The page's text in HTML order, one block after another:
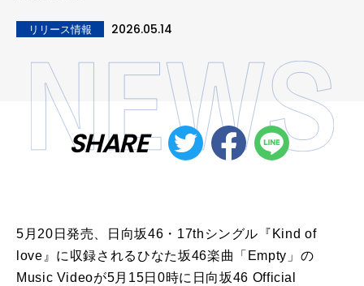
リリース情報 2026.05.14
SHARE
5月20日発売、日向坂46・17thシングル『Kind of
love』に収録されるひなた坂46楽曲「Empty」の
Music Videoが5月15日0時に日向坂46 Official